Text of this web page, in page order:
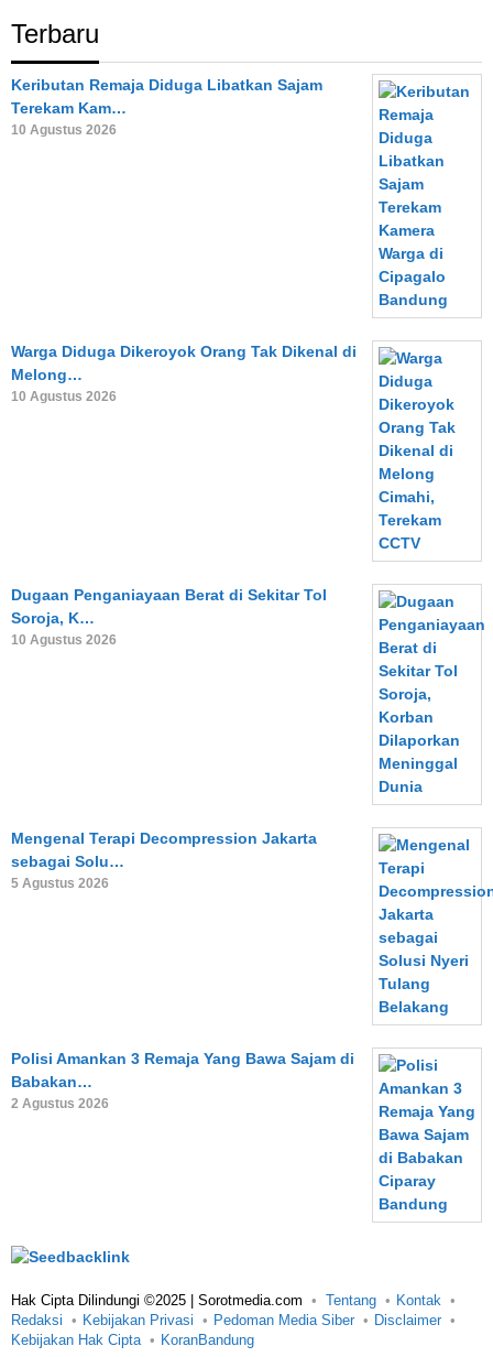
Terbaru
Keributan Remaja Diduga Libatkan Sajam
Terekam Kam…
10 Agustus 2026
Warga Diduga Dikeroyok Orang Tak Dikenal di
Melong…
10 Agustus 2026
Dugaan Penganiayaan Berat di Sekitar Tol
Soroja, K…
10 Agustus 2026
Mengenal Terapi Decompression Jakarta
sebagai Solu…
5 Agustus 2026
Polisi Amankan 3 Remaja Yang Bawa Sajam di
Babakan…
2 Agustus 2026
Hak Cipta Dilindungi ©2025 | Sorotmedia.com Tentang
Kontak
Redaksi
Kebijakan Privasi Pedoman Media Siber
Disclaimer
Kebijakan Hak Cipta
KoranBandung